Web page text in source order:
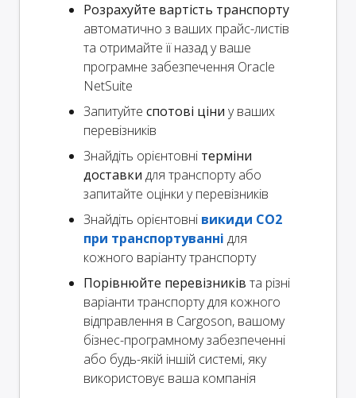
Розрахуйте вартість транспорту
автоматично з ваших прайс-листів
та отримайте її назад у ваше
програмне забезпечення Oracle
NetSuite
Запитуйте спотові ціни у ваших
перевізників
Знайдіть орієнтовні терміни
доставки для транспорту або
запитайте оцінки у перевізників
Знайдіть орієнтовні викиди CO2
при транспортуванні для
кожного варіанту транспорту
Порівнюйте перевізників та різні
варіанти транспорту для кожного
відправлення в Cargoson, вашому
бізнес-програмному забезпеченні
або будь-якій іншій системі, яку
використовує ваша компанія